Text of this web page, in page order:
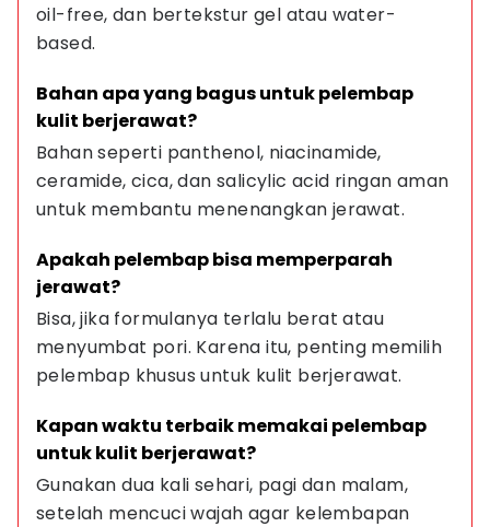
oil-free, dan bertekstur gel atau water-
based.
Bahan apa yang bagus untuk pelembap
kulit berjerawat?
Bahan seperti panthenol, niacinamide,
ceramide, cica, dan salicylic acid ringan aman
untuk membantu menenangkan jerawat.
Apakah pelembap bisa memperparah
jerawat?
Bisa, jika formulanya terlalu berat atau
menyumbat pori. Karena itu, penting memilih
pelembap khusus untuk kulit berjerawat.
Kapan waktu terbaik memakai pelembap
untuk kulit berjerawat?
Gunakan dua kali sehari, pagi dan malam,
setelah mencuci wajah agar kelembapan